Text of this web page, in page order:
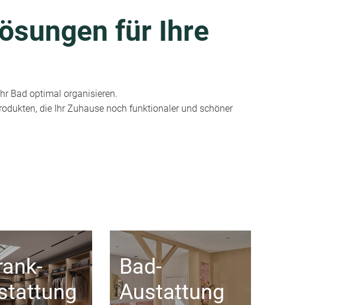
für Ihre
Bad optimal organisieren.
die Ihr Zuhause noch funktionaler und schöner
Bad-
Austattung